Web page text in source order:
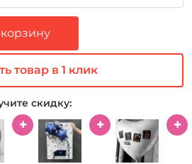
товар в 1 клик
скидку: